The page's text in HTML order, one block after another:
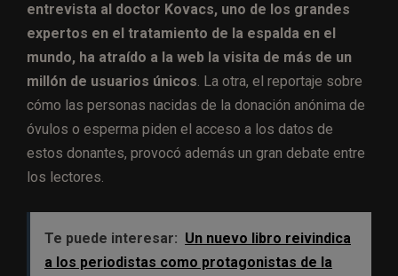
entrevista al doctor Kovacs, uno de los grandes
expertos en el tratamiento de la espalda en el
mundo, ha atraído a la web la visita de más de un
millón de usuarios únicos. La otra, el reportaje sobre
cómo las personas nacidas de la donación anónima de
óvulos o esperma piden el acceso a los datos de
estos donantes, provocó además un gran debate entre
los lectores.
Te puede interesar: Un nuevo libro reivindica
a los periodistas como protagonistas de la